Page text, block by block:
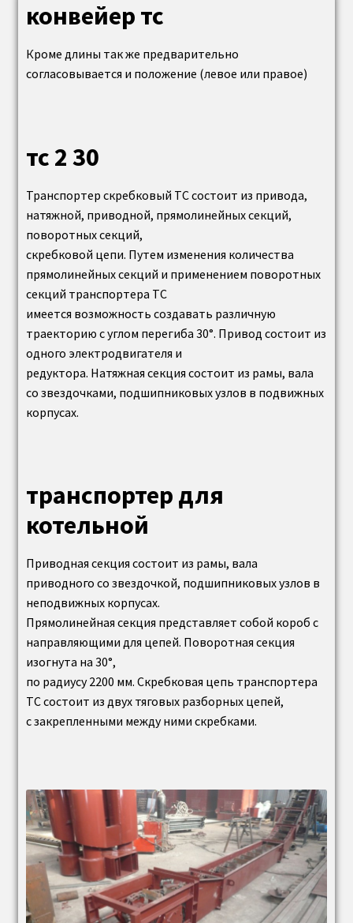
Предохранительные пружинные клапаны для
котлов
Контакты
Наши работы (фотогалерея)
конвейер тс
Кроме длины так же предварительно
согласовывается и положение (левое или правое)
тс 2 30
Транспортер скребковый ТС состоит из привода,
натяжной, приводной, прямолинейных секций,
поворотных секций,
скребковой цепи. Путем изменения количества
прямолинейных секций и применением поворотных
секций транспортера ТС
имеется возможность создавать различную
траекторию с углом перегиба 30°. Привод состоит из
одного электродвигателя и
редуктора. Натяжная секция состоит из рамы, вала
со звездочками, подшипниковых узлов в подвижных
корпусах.
транспортер для
котельной
Приводная секция состоит из рамы, вала
приводного со звездочкой, подшипниковых узлов в
неподвижных корпусах.
Прямолинейная секция представляет собой короб с
направляющими для цепей. Поворотная секция
изогнута на 30°,
по радиусу 2200 мм. Скребковая цепь транспортера
ТС состоит из двух тяговых разборных цепей,
с закрепленными между ними скребками.